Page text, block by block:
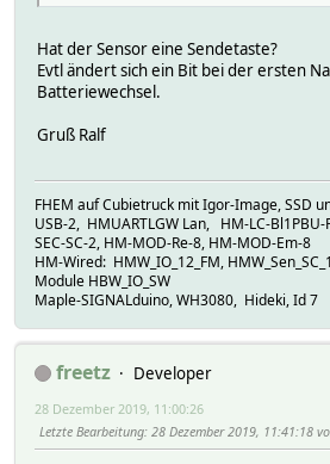
Hat der Sensor eine Sendetaste?
Evtl ändert sich ein Bit bei der ersten
Batteriewechsel.
Gruß Ralf
FHEM auf Cubietruck mit Igor-Image, SSD
USB-2, HMUARTLGW Lan, HM-LC-Bl1PBU-
SEC-SC-2, HM-MOD-Re-8, HM-MOD-Em-8
HM-Wired: HMW_IO_12_FM,
Module HBW_IO_SW
Maple-SIGNALduino, WH3080, Hideki, Id 7
freetz
Developer
28 Dezember 2019, 11:00:26
Letzte Bearbeitung: 28 Dezember 2019, 11:41:18